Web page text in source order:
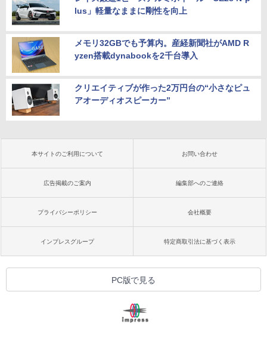
lus」軽量なままに剛性を向上
メモリ32GBでも予算内。産経新聞社がAMD R
yzen搭載dynabookを2千台導入
クリエイティブが作った2万円台の“小さなピュ
アオーディオスピーカー”
本サイトのご利用について お問い合わせ
広告掲載のご案内 編集部へのご連絡
プライバシーポリシー 会社概要
インプレスグループ 特定商取引法に基づく表示
PC版で見る